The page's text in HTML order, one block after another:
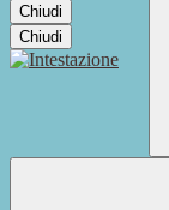
Chiudi
Chiudi